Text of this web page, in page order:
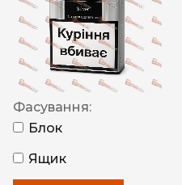
Фасування:
Блок
Ящик